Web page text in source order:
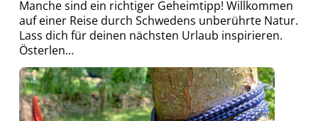
Manche sind ein richtiger Geheimtipp! Willkommen
auf einer Reise durch Schwedens unberührte Natur.
Lass dich für deinen nächsten Urlaub inspirieren.
Österlen…